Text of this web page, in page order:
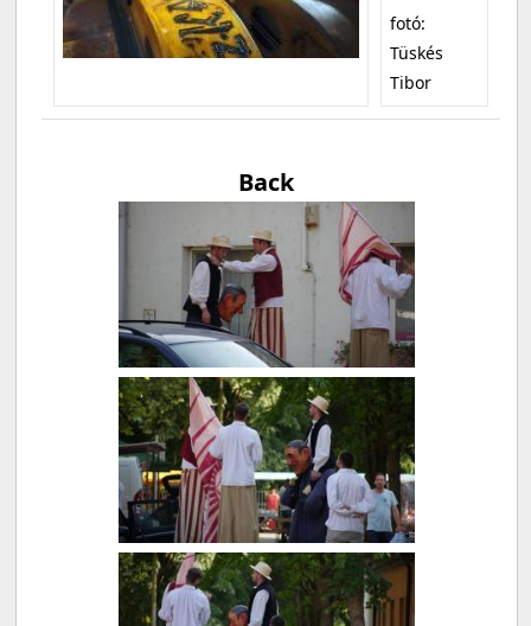
fotó:
Tüskés
Tibor
Back